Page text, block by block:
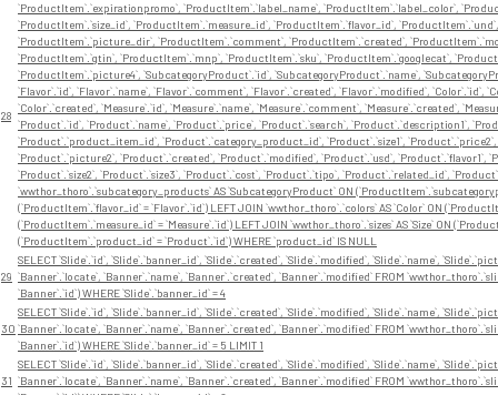
28
`ProductItem`.`expirationpromo`, `ProductItem`.`label_name`, `ProductItem`.`label_color`,
`ProductItem`.`size_id`, `ProductItem`.`measure_id`, `ProductItem`.`flavor_id`,
`ProductItem`.`picture_dir`, `ProductItem`.`comment`, `ProductItem`.`created`,
`ProductItem`.`gtin`, `ProductItem`.`mnp`, `ProductItem`.`sku`, `ProductItem`.`googlecat`,
`ProductItem`.`picture4`, `SubcategoryProduct`.`id`, `SubcategoryProduct`.`name`,
`Flavor`.`id`, `Flavor`.`name`, `Flavor`.`comment`, `Flavor`.`created`, `Flavor`.`modified`,
`Color`.`created`, `Measure`.`id`, `Measure`.`name`, `Measure`.`comment`, `Measure`.`created`,
`Product`.`id`, `Product`.`name`, `Product`.`price`, `Product`.`search`, `Product`.`description1`,
`Product`.`product_item_id`, `Product`.`category_product_id`, `Product`.`size1`,
`Product`.`picture2`, `Product`.`created`, `Product`.`modified`, `Product`.`usd`, `Product`.`flavor1`,
`Product`.`size2`, `Product`.`size3`, `Product`.`cost`, `Product`.`tipo`, `Product`.`related_id`,
`wwthor_thoro`.`subcategory_products` AS `SubcategoryProduct` ON
(`ProductItem`.`flavor_id` = `Flavor`.`id`) LEFT JOIN `wwthor_thoro`.`colors` AS `Color` ON
(`ProductItem`.`measure_id` = `Measure`.`id`) LEFT JOIN `wwthor_thoro`.`sizes` AS `Size` ON
(`ProductItem`.`product_id` = `Product`.`id`) WHERE `product_id` IS NULL
29
SELECT `Slide`.`id`, `Slide`.`banner_id`, `Slide`.`created`, `Slide`.`modified`, `Slide`.`name`,
`Banner`.`locate`, `Banner`.`name`, `Banner`.`created`, `Banner`.`modified` FROM
`Banner`.`id`) WHERE `Slide`.`banner_id` = 4
30
SELECT `Slide`.`id`, `Slide`.`banner_id`, `Slide`.`created`, `Slide`.`modified`, `Slide`.`name`,
`Banner`.`locate`, `Banner`.`name`, `Banner`.`created`, `Banner`.`modified` FROM
`Banner`.`id`) WHERE `Slide`.`banner_id` = 5 LIMIT 1
31
SELECT `Slide`.`id`, `Slide`.`banner_id`, `Slide`.`created`, `Slide`.`modified`, `Slide`.`name`,
`Banner`.`locate`, `Banner`.`name`, `Banner`.`created`, `Banner`.`modified` FROM